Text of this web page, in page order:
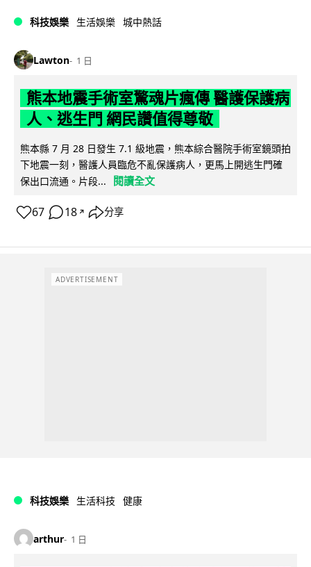
科技娛樂 生活娛樂 城中熱話
Lawton 1 日
熊本地震手術室驚魂片瘋傳 醫護保護病
人、逃生門 網民讚值得尊敬
熊本縣 7 月 28 日發生 7.1 級地震，熊本綜合醫院手術室鏡頭拍
下地震一刻，醫護人員臨危不亂保護病人，更馬上開逃生門確
保出口流通。片段...
閱讀全文
67 18 ↗ 分享
ADVERTISEMENT
科技娛樂 生活科技 健康
arthur 1 日